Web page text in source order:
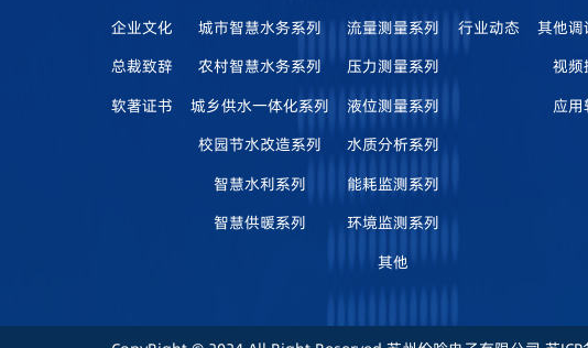
企业文化
总裁致辞
软著证书
城市智慧水务系列
农村智慧水务系列
城乡供水一体化系列
校园节水改造系列
智慧水利系列
智慧供暖系列
流量测量系列
压力测量系列
液位测量系列
水质分析系列
能耗监测系列
环境监测系列
其他
行业动态
其他调
视频
应